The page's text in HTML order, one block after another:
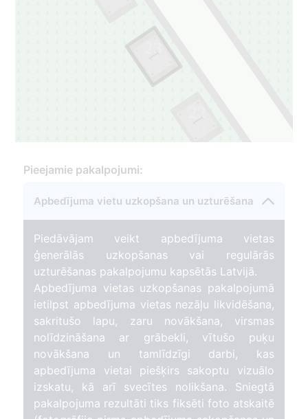
Pieejamie pakalpojumi:
Apbedījuma vietu uzkopšana un uzturēšana
Piedāvājam veikt apbedījuma vietas
ģenerālās uzkopšanas vai regulārās
uzturēšanas pakalpojumu kapsētās Latvijā.
Apbedījuma vietas uzkopšanas pakalpojumā
ietilpst apbedījuma vietas nezāļu likvidēšana,
sakritušo lapu, zaru novākšana, virsmas
nolīdzināšana ar grābekli, vītušo puķu
novākšana un tamlīdzīgi darbi, kas
apbedījuma vietai piešķirs sakoptu vizuālo
izskatu, kā arī svecītes nolikšana. Sniegtā
pakalpojuma rezultāti tiks fiksēti foto atskaitē